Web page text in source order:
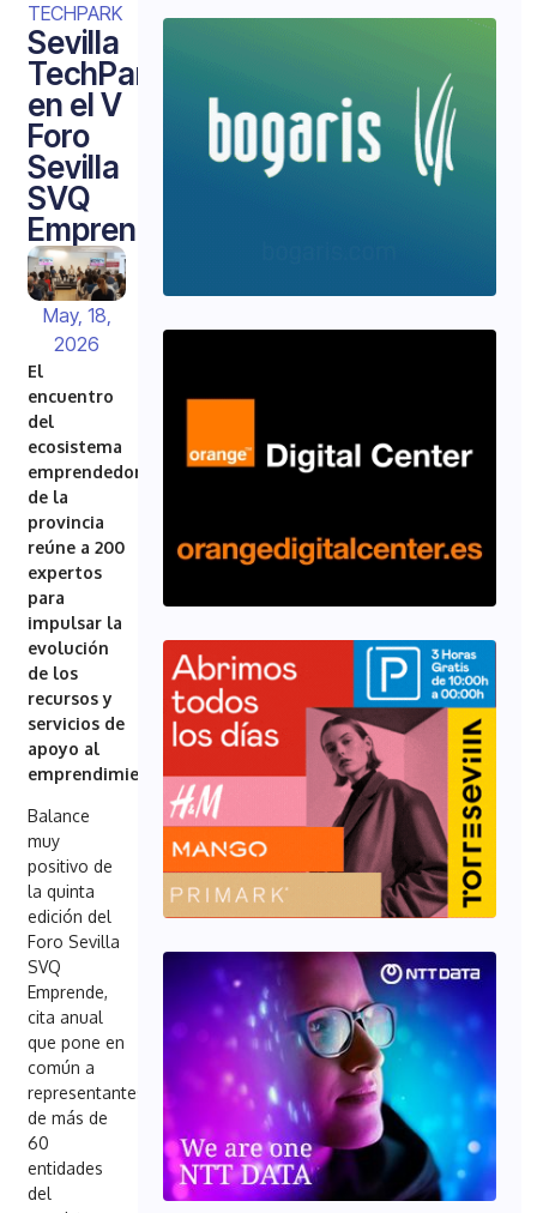
TECHPARK
Sevilla
TechPark,
en el V
Foro
Sevilla
SVQ
Emprende
May, 18,
2026
El
encuentro
del
ecosistema
emprendedor
de la
provincia
reúne a 200
expertos
para
impulsar la
evolución
de los
recursos y
servicios de
apoyo al
emprendimiento
Balance
muy
positivo de
la quinta
edición del
Foro Sevilla
SVQ
Emprende,
cita anual
que pone en
común a
representantes
de más de
60
entidades
del